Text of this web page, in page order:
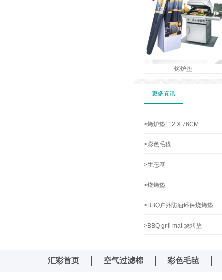
烤炉垫
更多资讯
>烤炉垫112 X 76CM
>彩色毛毡
>生态基
>烧烤垫
>BBQ户外防油环保烧烤垫
>BBQ grill mat 烧烤垫
汇彩首页 空气过滤棉 彩色毛毡